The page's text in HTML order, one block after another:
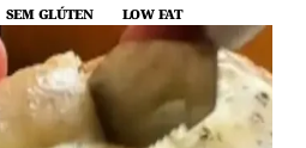
SEM GLÚTEN LOW FAT